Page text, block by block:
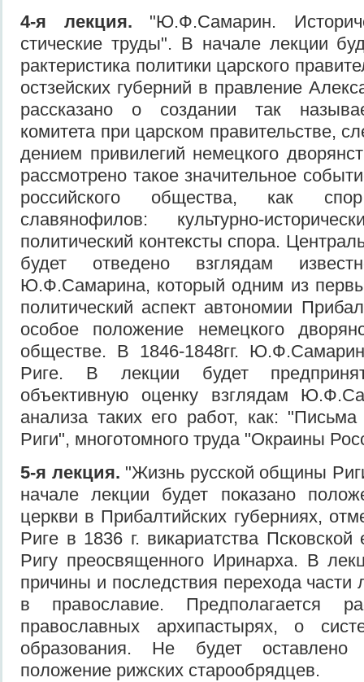
4-я лекция. "Ю.Ф.Самарин.
стические труды". В начале лекции
рактеристика политики царского
остзейских губерний в правление
рассказано о создании так
комитета при царском правительстве,
дением привилегий немецкого
рассмотрено такое значительное
российского общества, как
славянофилов: культурно-
политический кон­тексты спора.
будет отведено взглядам
Ю.Ф.Самарина, который одним из
политический аспект ав­тономии
особое положение не­мецкого
обществе. В 1846-1848гг.
Риге. В лекции будет
объективную оценку взглядам
анализа таких его работ, как:
Риги", многотомного труда "Окраины
5-я лекция. "Жизнь русской общины
начале лекции будет показано
церкви в Прибалтийских губерниях,
Риге в 1836 г. викариатства
Ригу преосвященного Иринарха. В
причины и последствия перехода части
в православие. Предполагается
православных архипастырях, о
обра­зования. Не будет
положение рижских старообрядцев.